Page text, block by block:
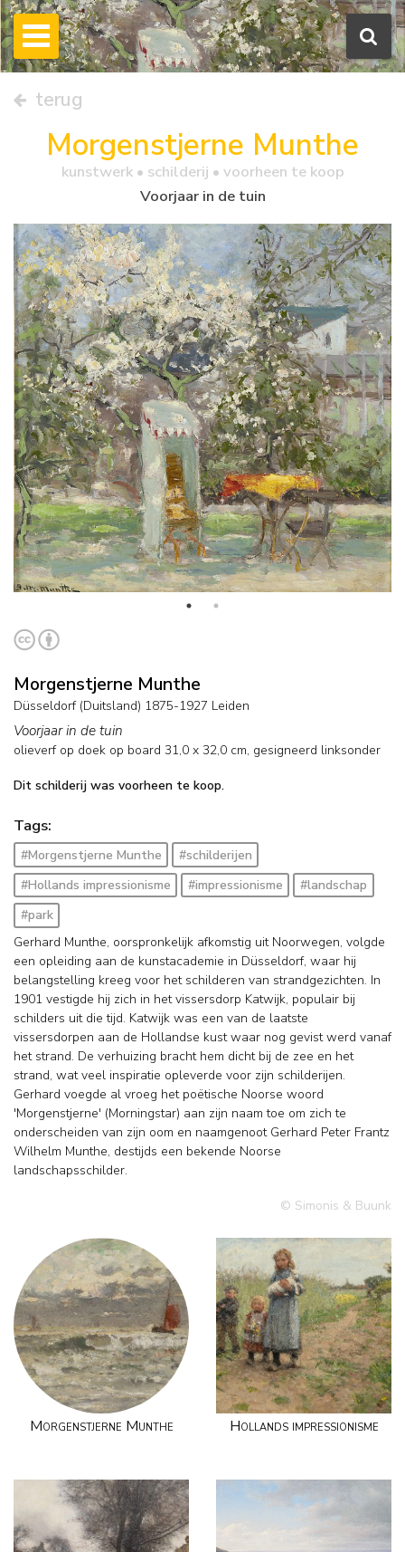
terug
Morgenstjerne Munthe
kunstwerk • schilderij • voorheen te koop
Voorjaar in de tuin
Morgenstjerne Munthe
Düsseldorf (Duitsland) 1875-1927 Leiden
Voorjaar in de tuin
olieverf op doek op board 31,0 x 32,0 cm, gesigneerd linksonder
Dit schilderij was voorheen te koop.
Tags:
#Morgenstjerne Munthe
#schilderijen
#Hollands impressionisme
#impressionisme
#landschap
#park
Gerhard Munthe, oorspronkelijk afkomstig uit Noorwegen, volgde
een opleiding aan de kunstacademie in Düsseldorf, waar hij
belangstelling kreeg voor het schilderen van strandgezichten. In
1901 vestigde hij zich in het vissersdorp Katwijk, populair bij
schilders uit die tijd. Katwijk was een van de laatste
vissersdorpen aan de Hollandse kust waar nog gevist werd vanaf
het strand. De verhuizing bracht hem dicht bij de zee en het
strand, wat veel inspiratie opleverde voor zijn schilderijen.
Gerhard voegde al vroeg het poëtische Noorse woord
'Morgenstjerne' (Morningstar) aan zijn naam toe om zich te
onderscheiden van zijn oom en naamgenoot Gerhard Peter Frantz
Wilhelm Munthe, destijds een bekende Noorse
landschapsschilder.
© Simonis & Buunk
Morgenstjerne Munthe Hollands impressionisme